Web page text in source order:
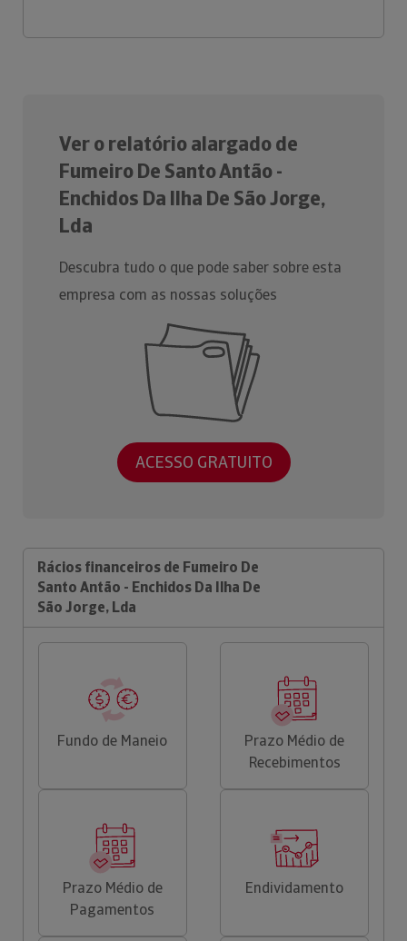
Ver o relatório alargado de
Fumeiro De Santo Antão -
Enchidos Da Ilha De São Jorge,
Lda
Descubra tudo o que pode saber sobre esta
empresa com as nossas soluções
ACESSO GRATUITO
Rácios financeiros de Fumeiro De
Santo Antão - Enchidos Da Ilha De
São Jorge, Lda
Fundo de Maneio
Prazo Médio de
Recebimentos
Prazo Médio de
Pagamentos
Endividamento